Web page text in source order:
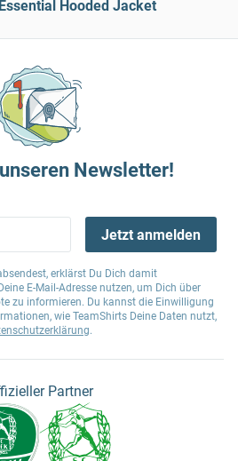
Hooded Jacket
Newsletter!
Jetzt anmelden
erklärst Du Dich damit
E-Mail-Adresse nutzen, um Dich über
zu informieren. Du kannst die Einwilligung
wie TeamShirts Deine Daten nutzt,
.
Partner